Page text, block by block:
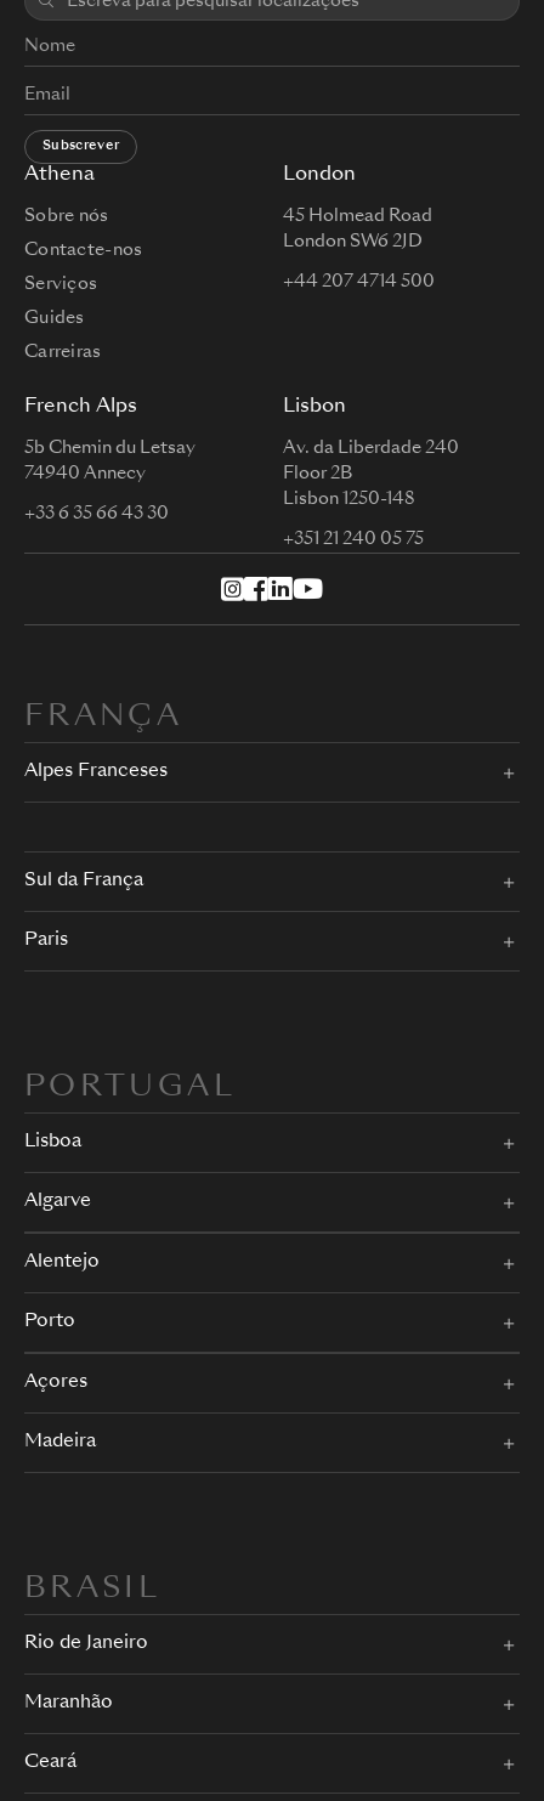
Athena
Sobre nós
Contacte-nos
Serviços
Guides
Carreiras
London
45 Holmead Road
London SW6 2JD
+44 207 4714 500
French Alps
5b Chemin du Letsay
74940 Annecy
+33 6 35 66 43 30
Lisbon
Av. da Liberdade 240
Floor 2B
Lisbon 1250-148
+351 21 240 05 75
Subscrever
FRANÇA
Alpes Franceses
Sul da França
Paris
PORTUGAL
Lisboa
Algarve
Alentejo
Porto
Açores
Madeira
BRASIL
Rio de Janeiro
Maranhão
Ceará